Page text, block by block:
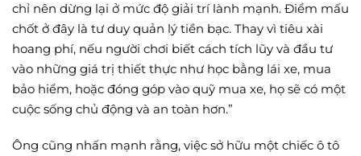
chỉ nên dừng lại ở mức độ giải trí lành mạnh. Điểm mấu
chốt ở đây là tư duy quản lý tiền bạc. Thay vì tiêu xài
hoang phí, nếu người chơi biết cách tích lũy và đầu tư
vào những giá trị thiết thực như học bằng lái xe, mua
bảo hiểm, hoặc đóng góp vào quỹ mua xe, họ sẽ có một
cuộc sống chủ động và an toàn hơn.”
Ông cũng nhấn mạnh rằng, việc sở hữu một chiếc ô tô